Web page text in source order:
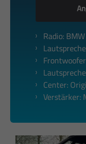
Radio:
Center:
Verstärker: